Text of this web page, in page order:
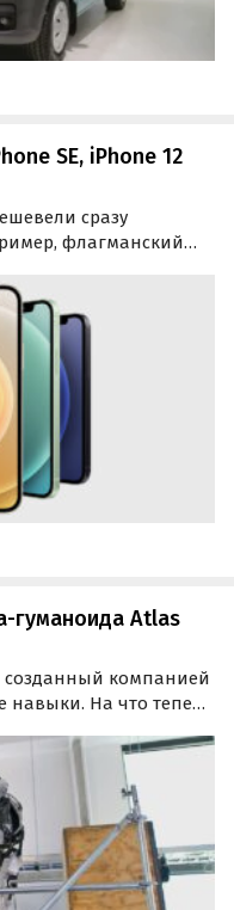
SE, iPhone 12
сразу
флагманский
года, подсчитали
гуманоида Atlas
созданный компанией
навыки. На что теперь